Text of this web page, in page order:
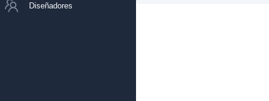
Diseñadores